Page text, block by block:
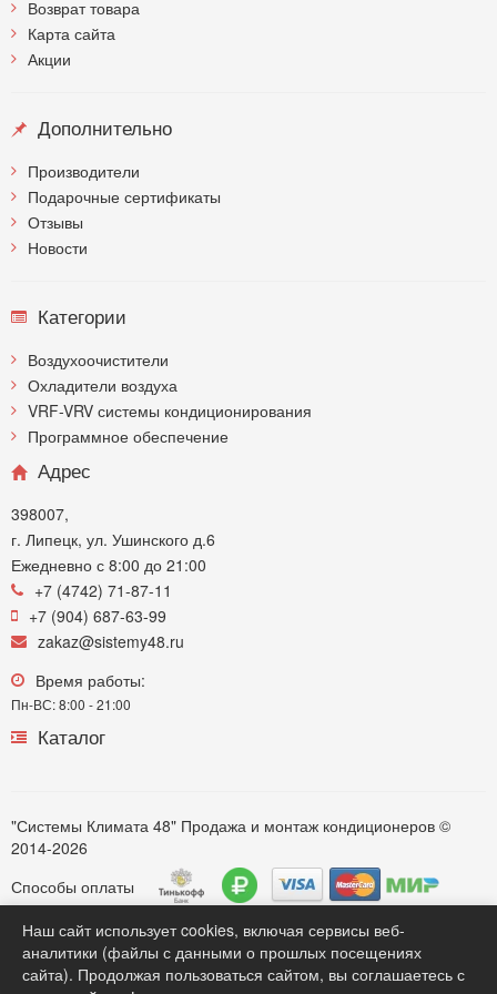
Возврат товара
Карта сайта
Акции
Дополнительно
Производители
Подарочные сертификаты
Отзывы
Новости
Категории
Воздухоочистители
Охладители воздуха
VRF-VRV системы кондиционирования
Программное обеспечение
Адрес
398007,
г. Липецк, ул. Ушинского д.6
Ежедневно с 8:00 до 21:00
+7 (4742) 71-87-11
+7 (904) 687-63-99
zakaz@sistemy48.ru
Время работы:
Пн-ВС: 8:00 - 21:00
Каталог
"Системы Климата 48" Продажа и монтаж кондиционеров ©
2014-2026
Способы оплаты
Обратите внимание. Вся информация представленная на сайте https://sistemy48.ru, касающаяся технических
характеристик моделей, комплектации, монтажных услуг, наличия, стоимости оборудования, носит только
Наш сайт использует cookies, включая сервисы веб-
аналитики (файлы с данными о прошлых посещениях
сайта). Продолжая пользоваться сайтом, вы соглашаетесь с